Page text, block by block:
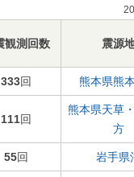
観測回数 震源
333回 熊本県熊
111回
熊本県天草
方
55回 岩手県